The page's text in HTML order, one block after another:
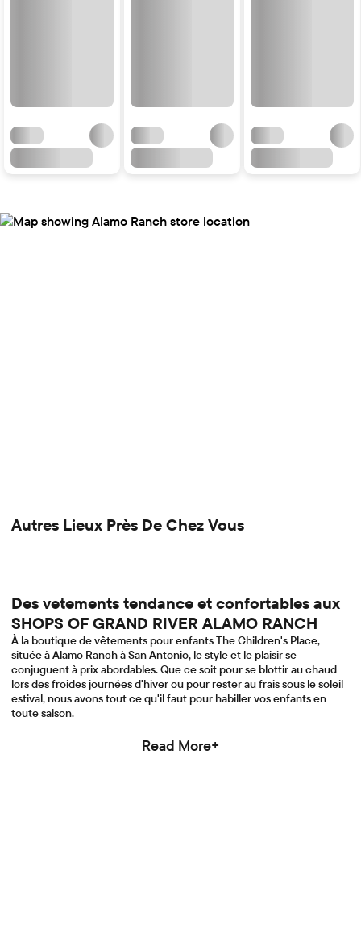
Autres Lieux Près De Chez Vous
Des vetements tendance et confortables aux
SHOPS OF GRAND RIVER ALAMO RANCH
À la boutique de vêtements pour enfants The Children's Place,
située à Alamo Ranch à San Antonio, le style et le plaisir se
conjuguent à prix abordables. Que ce soit pour se blottir au chaud
lors des froides journées d'hiver ou pour rester au frais sous le soleil
estival, nous avons tout ce qu'il faut pour habiller vos enfants en
toute saison.
Read More+